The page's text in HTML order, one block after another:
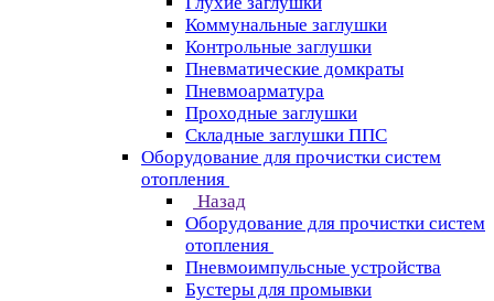
Коммунальные заглушки
Контрольные заглушки
Пневматические домкраты
Пневмоарматура
Проходные заглушки
Складные заглушки ППС
Оборудование для прочистки систем
отопления
Назад
Оборудование для прочистки систем
отопления
Пневмоимпульсные устройства
Бустеры для промывки